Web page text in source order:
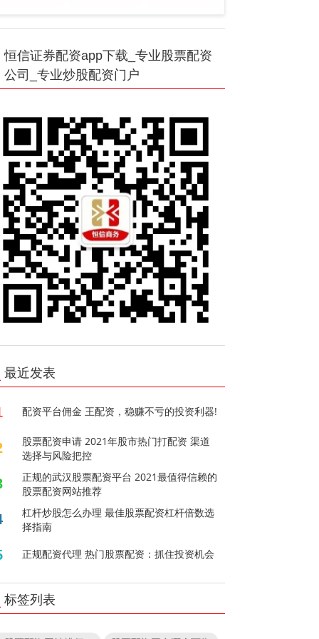
恒信证券配资app下载_专业股票配资
公司_专业炒股配资门户
最近发表
配资平台佣金 王配资，稳赚不亏的投资利器!
股票配资申请 2021年股市热门打配资 渠道
选择与风险把控
正规的武汉股票配资平台 2021最值得信赖的
股票配资网站推荐
杠杆炒股怎么办理 最佳股票配资杠杆倍数选
择指南
正规配资代理 热门股票配资：抓住投资机会
标签列表